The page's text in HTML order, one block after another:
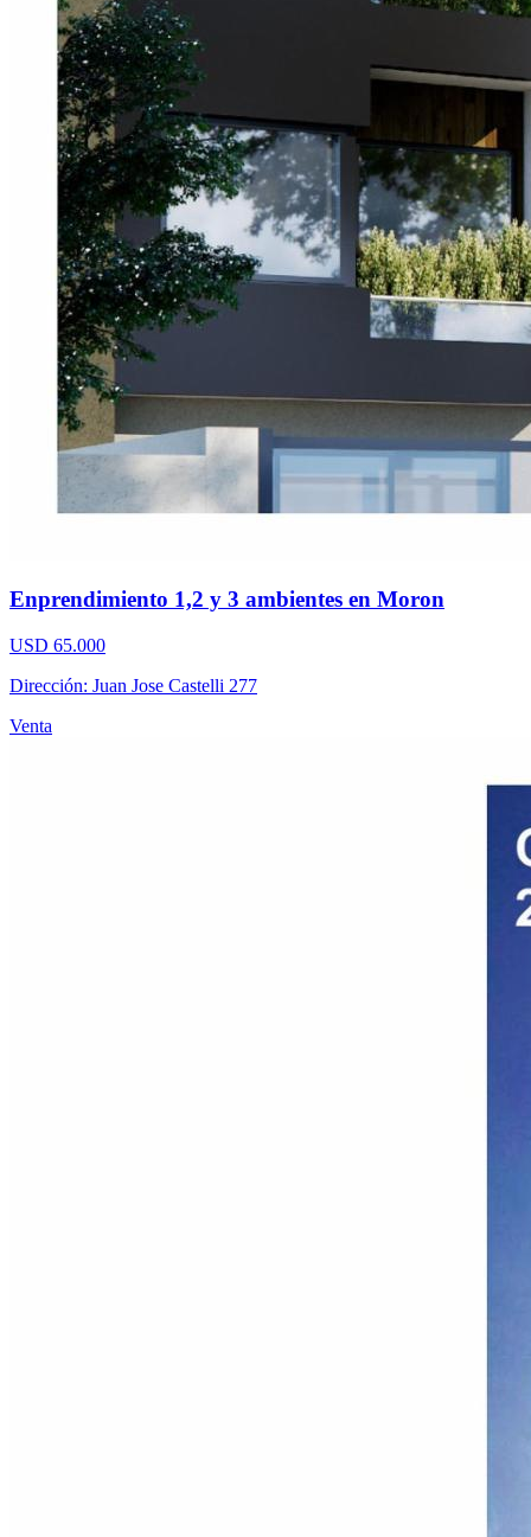
Enprendimiento 1,2 y 3 ambientes en Moron
USD 65.000
Dirección: Juan Jose Castelli 277
Venta